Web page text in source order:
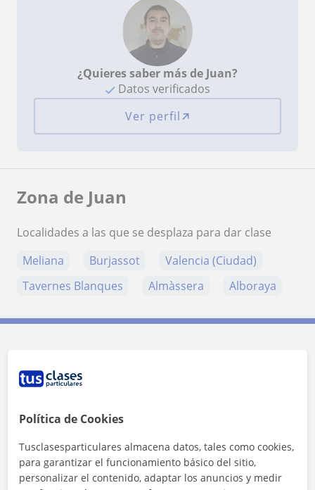
¿Quieres saber más de Juan?
Datos verificados
Ver perfil
Zona de Juan
Localidades a las que se desplaza para dar clase
Meliana
Burjassot
Valencia (Ciudad)
Tavernes Blanques
Almàssera Alboraya
Política de Cookies
Tusclasesparticulares almacena datos, tales como cookies,
para garantizar el funcionamiento básico del sitio,
personalizar el contenido, adaptar los anuncios y medir